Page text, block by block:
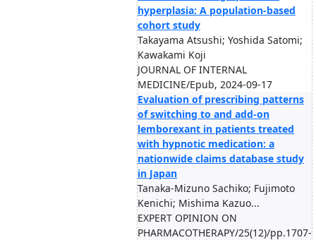
hyperplasia: A population-based
cohort study
Takayama Atsushi; Yoshida Satomi;
Kawakami Koji
JOURNAL OF INTERNAL
MEDICINE/Epub, 2024-09-17
Evaluation of prescribing patterns
of switching to and add-on
lemborexant in patients treated
with hypnotic medication: a
nationwide claims database study
in Japan
Tanaka-Mizuno Sachiko; Fujimoto
Kenichi; Mishima Kazuo...
EXPERT OPINION ON
PHARMACOTHERAPY/25(12)/pp.1707-